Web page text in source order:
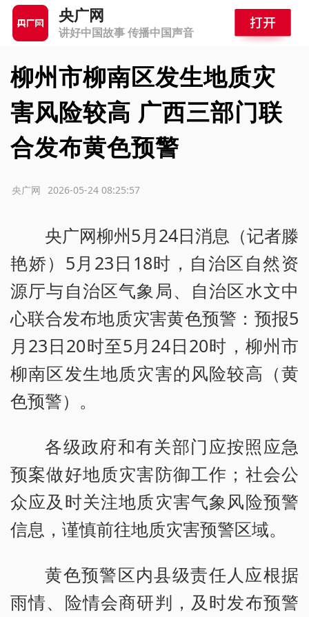
央广网
讲好中国故事 传播中国声音
柳州市柳南区发生地质灾
害风险较高 广西三部门联
合发布黄色预警
2026-05-24 08:25:57
央广网
央广网柳州5月24日消息（记者滕
艳娇）5月23日18时，自治区自然资
源厅与自治区气象局、自治区水文中
心联合发布地质灾害黄色预警：预报5
月23日20时至5月24日20时，柳州市
柳南区发生地质灾害的风险较高（黄
色预警）。
各级政府和有关部门应按照应急
预案做好地质灾害防御工作；社会公
众应及时关注地质灾害气象风险预警
信息，谨慎前往地质灾害预警区域。
黄色预警区内县级责任人应根据
雨情、险情会商研判，及时发布预警